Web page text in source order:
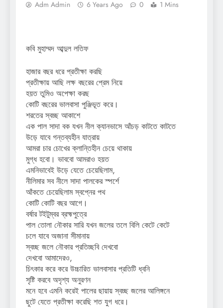
Adm Admin 6 Years Ago 0 1 Mins
কবি মুহাম্মদ আব্দুল লতিফ
হাজার বছর ধরে প্রতীক্ষা করছি
প্রতীক্ষায় আছি লক্ষ বছরের প্রেম নিয়ে
হয়ত তুমিও অপেক্ষা করছ
কোটি বছরের ভালবাসা পুঞ্জিভূত করে।
শরতের স্বচ্ছ আকাশে
এক পাল সাদা বক যখন নীল ক্যানভাসে আঁচড় কাটতে কাটতে
উড়ে যাবে গন্তব্যহীন যাত্রায়
আমরা চার চোখের ক্লান্তিহীন চেয়ে থাকায়
মুগ্ধ হবো। ভাববো আমরাও হয়ত
এমনিভাবেই উড়ে যেতে চেয়েছিলাম,
নীলিমার সব নীলে সাদা পালকের স্পর্শে
আঁকতে চেয়েছিলাম স্বপ্নের পথ
কোটি কোটি বছর আগে।
বর্ষার টইটুম্বর ব্রহ্মপুত্রে
পাল তোলা নৌকার সারি যখন জলের তলে বিলি কেটে কেটে
চলে যাবে অজানা সীমানায়
স্বচ্ছ জলে নৌকার প্রতিচ্ছবি দেখবো
দেখবো আমাদেরও,
চিৎকার করে করে উচ্চারিত ভালবাসার প্রতিটি ধ্বনি
সৃষ্টি করবে অদৃশ্য অনুরণন
মনে হবে এমনি করেই পালের ছায়ায় স্বচ্ছ জলের আলিঙ্গনে
ছুটে যেতে প্রতীক্ষা করেছি শত যুগ ধরে।